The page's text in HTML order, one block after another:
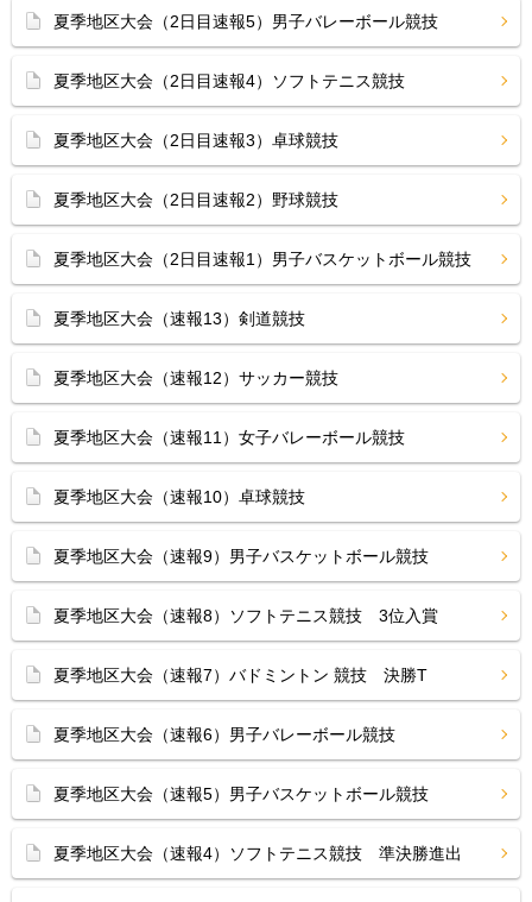
夏季地区大会（2日目速報5）男子バレーボール競技
夏季地区大会（2日目速報4）ソフトテニス競技
夏季地区大会（2日目速報3）卓球競技
夏季地区大会（2日目速報2）野球競技
夏季地区大会（2日目速報1）男子バスケットボール競技
夏季地区大会（速報13）剣道競技
夏季地区大会（速報12）サッカー競技
夏季地区大会（速報11）女子バレーボール競技
夏季地区大会（速報10）卓球競技
夏季地区大会（速報9）男子バスケットボール競技
夏季地区大会（速報8）ソフトテニス競技 3位入賞
夏季地区大会（速報7）バドミントン 競技 決勝T
夏季地区大会（速報6）男子バレーボール競技
夏季地区大会（速報5）男子バスケットボール競技
夏季地区大会（速報4）ソフトテニス競技 準決勝進出